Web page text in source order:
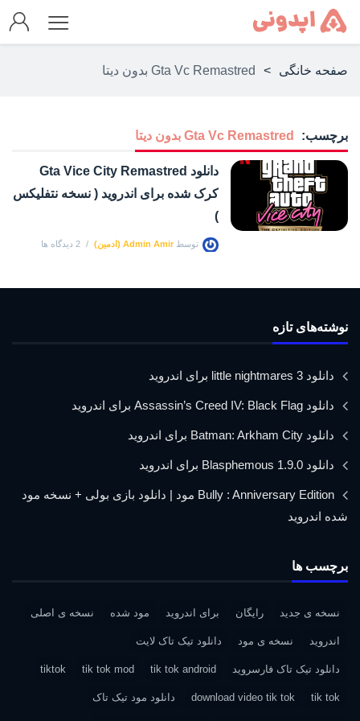
صفحه خانگی > Gta Vc Remastred بدون دیتا
برچسب: Gta Vc Remastred بدون دیتا
دانلود Gta Vice City Remastred
کرک شده برای اندروید ( نسخه نتفلیکس
)
توسط Admin Amir (ادمین) 2 دیدگاه ها
نوشته‌های تازه
دانلود little nightmares 3 برای اندروید
دانلود Assassin’s Creed IV: Black Flag برای اندروید
دانلود Batman: Arkham City برای اندروید
دانلود Blasphemous 1.9.0 برای اندروید
Bully : Anniversary Edition مود | دانلود بازی بولی + نسخه مود
شده اندروید
برچسب ها
نسخه ی جدید رایگان برای اندروید مود شده نسخه ی اصلی
اندروید نسخه ی مود دانلود تیک تاک لایت
دانلود تیک تاک فارسروید tik tok android
tik tok mod
tiktok
tik tok
download video tik tok دانلود مود تیک تاک